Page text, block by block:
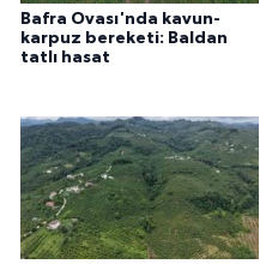
Bafra Ovası'nda kavun-
karpuz bereketi: Baldan
tatlı hasat